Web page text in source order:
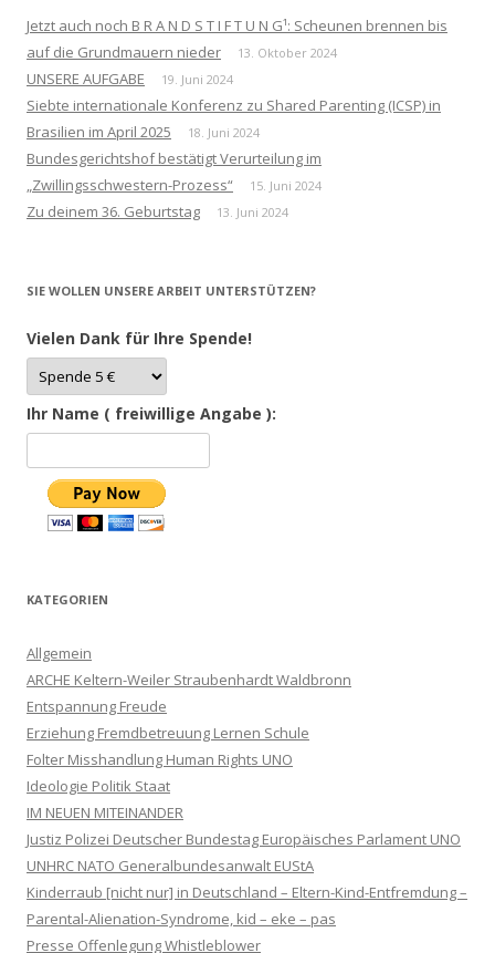
Jetzt auch noch B R A N D S T I F T U N G¹: Scheunen brennen bis
auf die Grundmauern nieder
13. Oktober 2024
UNSERE AUFGABE 19. Juni 2024
Siebte internationale Konferenz zu Shared Parenting (ICSP) in
Brasilien im April 2025
18. Juni 2024
Bundesgerichtshof bestätigt Verurteilung im
„Zwillingsschwestern-Prozess“
15. Juni 2024
Zu deinem 36. Geburtstag 13. Juni 2024
SIE WOLLEN UNSERE ARBEIT UNTERSTÜTZEN?
Vielen Dank für Ihre Spende!
Ihr Name ( freiwillige Angabe ):
KATEGORIEN
Allgemein
ARCHE Keltern-Weiler Straubenhardt Waldbronn
Entspannung Freude
Erziehung Fremdbetreuung Lernen Schule
Folter Misshandlung Human Rights UNO
Ideologie Politik Staat
IM NEUEN MITEINANDER
Justiz Polizei Deutscher Bundestag Europäisches Parlament UNO
UNHRC NATO Generalbundesanwalt EUStA
Kinderraub [nicht nur] in Deutschland – Eltern-Kind-Entfremdung –
Parental-Alienation-Syndrome, kid – eke – pas
Presse Offenlegung Whistleblower